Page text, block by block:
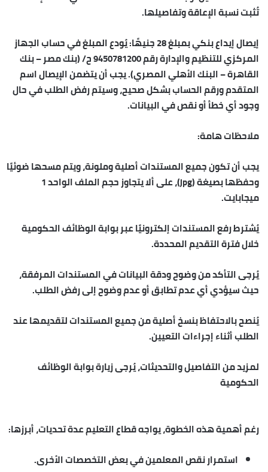
تُثبت نسبة الإعاقة وتفاصيلها.
إيصال إيداع بنكي بمبلغ 28 جنيهًا: يُودع المبلغ في حساب الجهاز
المركزي للتنظيم والإدارة رقم 9450781200 ح/ (بنك مصر – بنك
القاهرة – البنك الأهلي المصري). يجب أن يتضمن الإيصال اسم
المتقدم ورقم الحساب بشكل صحيح، وسيتم رفض الطلب في حال
وجود أي خطأ أو نقص في البيانات.
ملاحظات هامة:
يجب أن تكون جميع المستندات أصلية وملونة، ويتم مسحها ضوئيًا
وحفظها بصيغة (jpg)، على ألا يتجاوز حجم الملف الواحد 1
ميجابايت.
يُشترط رفع المستندات إلكترونيًا عبر بوابة الوظائف الحكومية
خلال فترة التقديم المحددة.
يُرجى التأكد من وضوح ودقة البيانات في المستندات المرفقة،
حيث سيؤدي أي عدم تطابق أو عدم وضوح إلى رفض الطلب.
يُنصح بالاحتفاظ بنسخ أصلية من جميع المستندات لتقديمها عند
الطلب أثناء إجراءات التعيين.
لمزيد من التفاصيل والتحديثات، يُرجى زيارة بوابة الوظائف
الحكومية
رغم أهمية هذه الخطوة، يواجه قطاع التعليم عدة تحديات، أبرزها:
استمرار نقص المعلمين في بعض التخصصات الأخرى.